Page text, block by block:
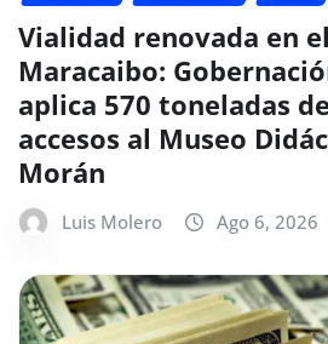
Vialidad renovada en
Maracaibo:
aplica 570 toneladas
accesos al Museo
Morán
Luis Molero Ago 6, 2026